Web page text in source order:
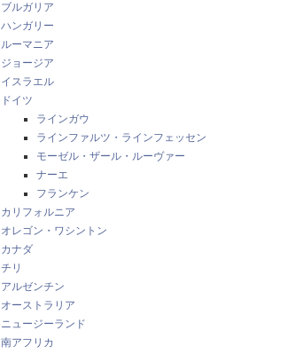
ブルガリア
ハンガリー
ルーマニア
ジョージア
イスラエル
ドイツ
ラインガウ
ラインファルツ・ラインフェッセン
モーゼル・ザール・ルーヴァー
ナーエ
フランケン
カリフォルニア
オレゴン・ワシントン
カナダ
チリ
アルゼンチン
オーストラリア
ニュージーランド
南アフリカ